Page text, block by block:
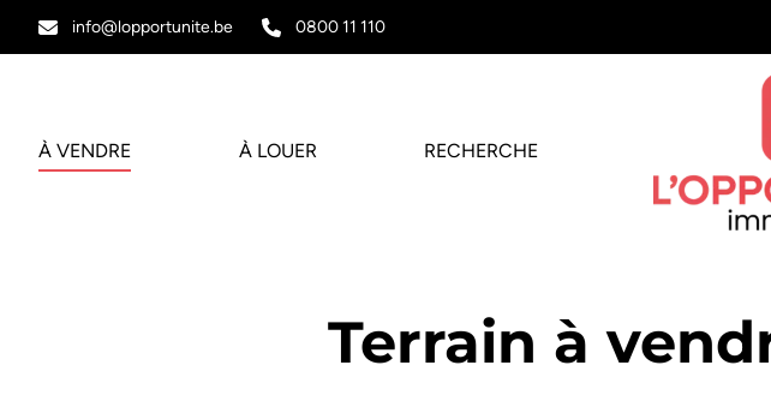
info@lopportunite.be 0800 11 110
À VENDRE À LOUER RECHERCHE
Terrain à